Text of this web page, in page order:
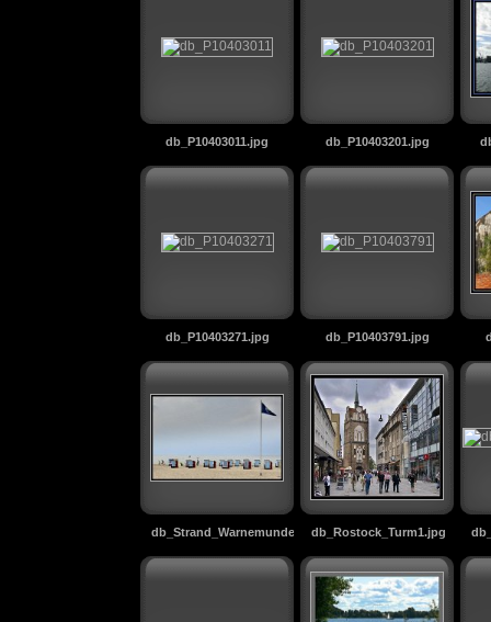
db_P10403011.jpg db_P10403201.jpg
db_P10403271.jpg db_P10403791.jpg
db_Strand_Warnemunde1.jpgdb_Rostock_Turm1.jpg